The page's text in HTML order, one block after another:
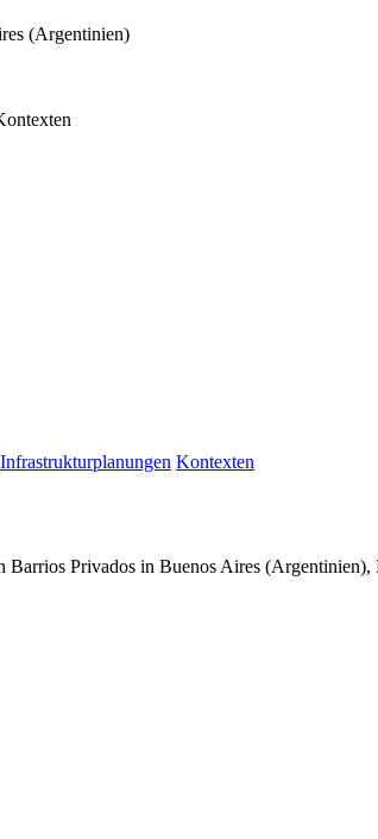
(Argentinien)
Infrastrukturplanungen Kontexten
Privados in Buenos Aires